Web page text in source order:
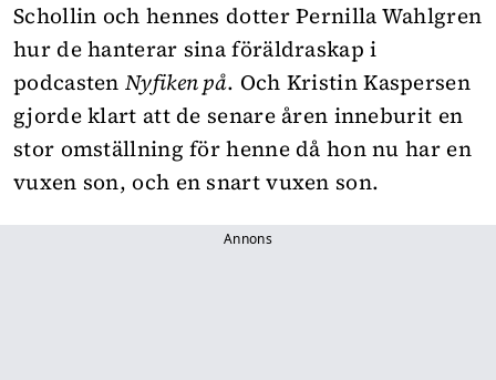
Schollin och hennes dotter Pernilla Wahlgren
hur de hanterar sina föräldraskap i
podcastenNyfiken på. Och Kristin Kaspersen
gjorde klart att de senare åren inneburit en
stor omställning för henne då hon nu har en
vuxen son, och en snart vuxen son.
Annons